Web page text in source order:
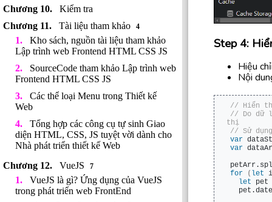
Kiểm tra
Tài liệu tham khảo
4
Kho sách, nguồn tài liệu tham khảo
Lập trình web Frontend HTML CSS JS
SourceCode tham khảo Lập trình web
Frontend HTML CSS JS
Các thể loại Menu trong Thiết kế
Web
Tổng hợp các công cụ tự sinh Giao
diện HTML, CSS, JS tuyệt vời dành cho
Nhà phát triển thiết kế Web
VueJS
7
VueJS là gì? Ứng dụng của VueJS
trong phát triển web FrontEnd
Step 4:
Hiệu
Nội
// Hiển
// Do dữ
thị
// Sử
var
var
petArr.
for
( let
let pet
  pet.
date